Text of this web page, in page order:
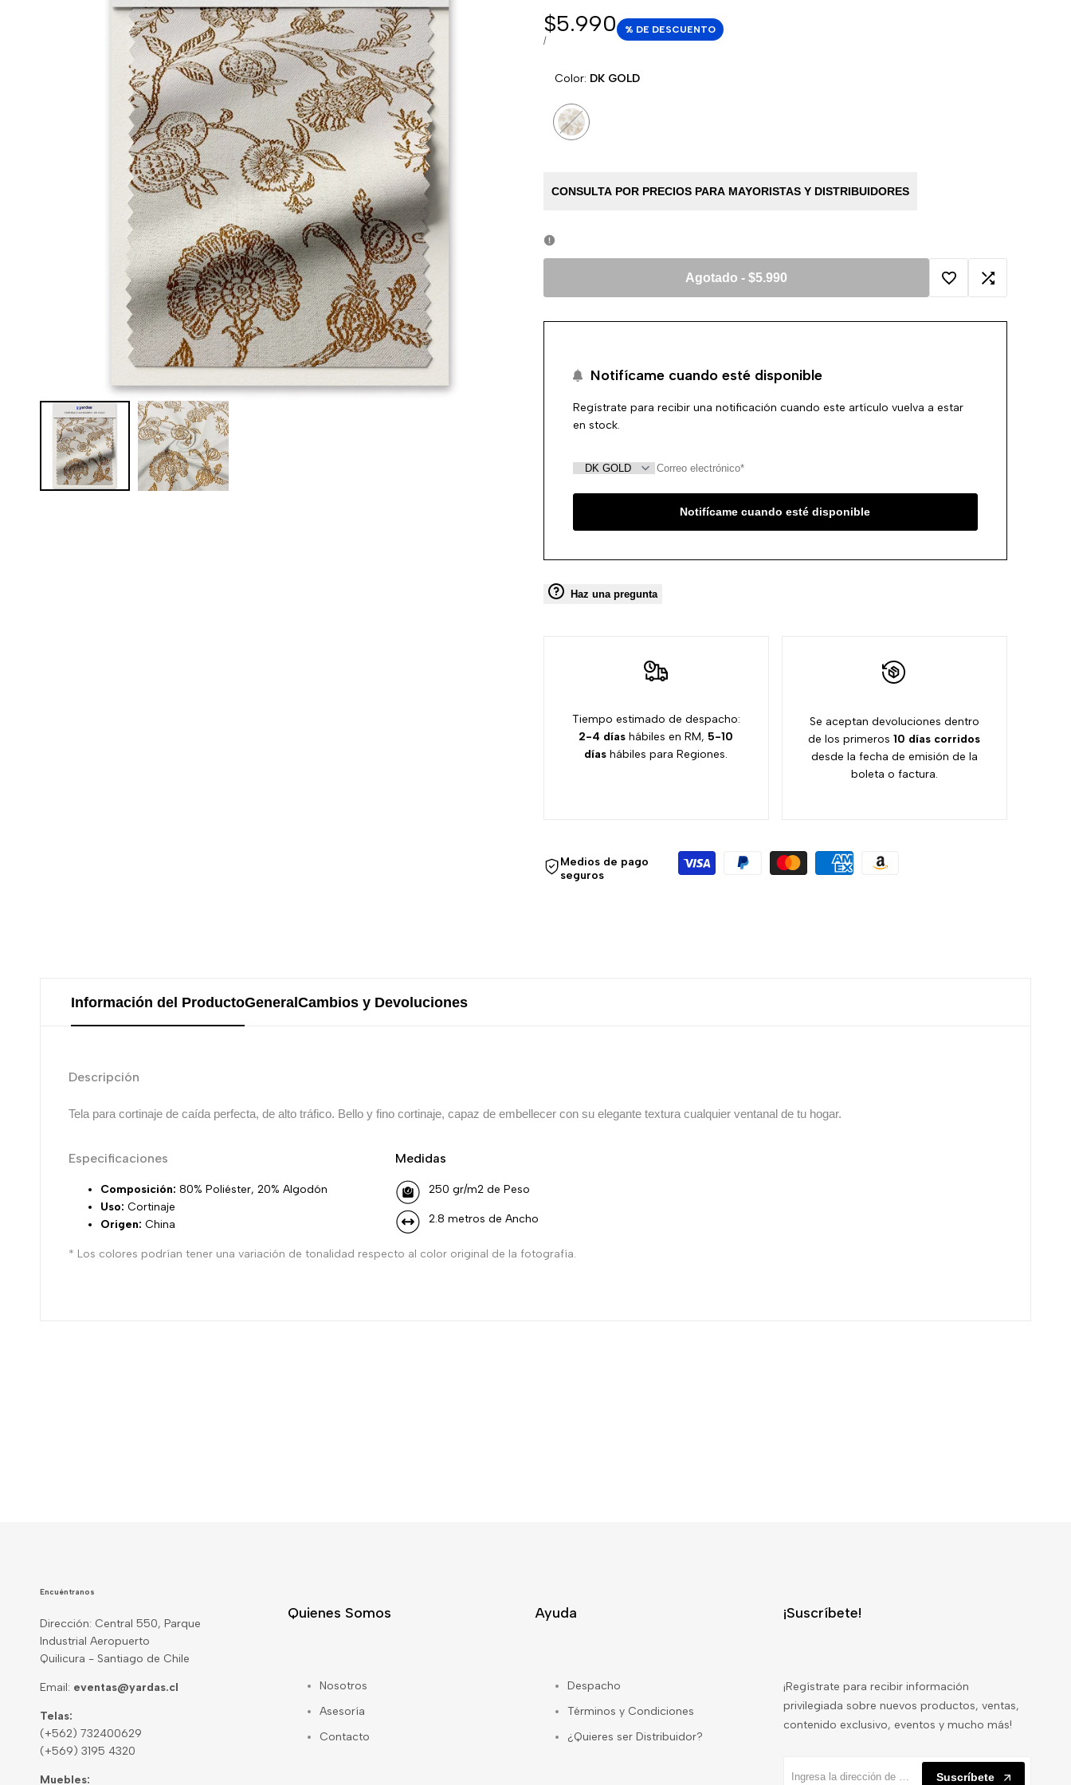
Precio
de
venta
$5.990
PRECIO
/POR
% DE DESCUENTO
Color: DK GOLD
CONSULTA POR PRECIOS PARA MAYORISTAS Y DISTRIBUIDORES
Agotado - $5.990
Agregar
lista
deseos
Agregar
Notifícame cuando esté disponible
Regístrate para recibir una notificación cuando este artículo vuelva a estar
en stock.
Notifícame cuando esté disponible
Haz una pregunta
Tiempo estimado de despacho:
2-4 días hábiles en RM, 5-10
días hábiles para Regiones.
Se aceptan devoluciones dentro
de los primeros10 días corridos
desde la fecha de emisión de la
boleta o factura.
Medios de pago
seguros
Información del ProductoGeneralCambios y Devoluciones
Descripción
Tela para cortinaje de caída perfecta, de alto tráfico. Bello y fino cortinaje, capaz de embellecer con su elegante textura cualquier ventanal de tu hogar.
Especificaciones
Composición: 80% Poliéster, 20% Algodón
Uso: Cortinaje
Origen: China
Medidas
250 gr/m2 de Peso
2.8 metros de Ancho
* Los colores podrían tener una variación de tonalidad respecto al color original de la fotografía.
Encuéntranos
Dirección: Central 550, Parque
Industrial Aeropuerto
Quilicura - Santiago de Chile
Email: eventas@yardas.cl
Telas:
(+562) 732400629
(+569) 3195 4320
Muebles:
Quienes Somos
Nosotros
Asesoría
Contacto
Ayuda
Despacho
Términos y Condiciones
¿Quieres ser Distribuidor?
¡Suscríbete!
¡Regístrate para recibir información
privilegiada sobre nuevos productos, ventas,
contenido exclusivo, eventos y mucho más!
Suscríbete